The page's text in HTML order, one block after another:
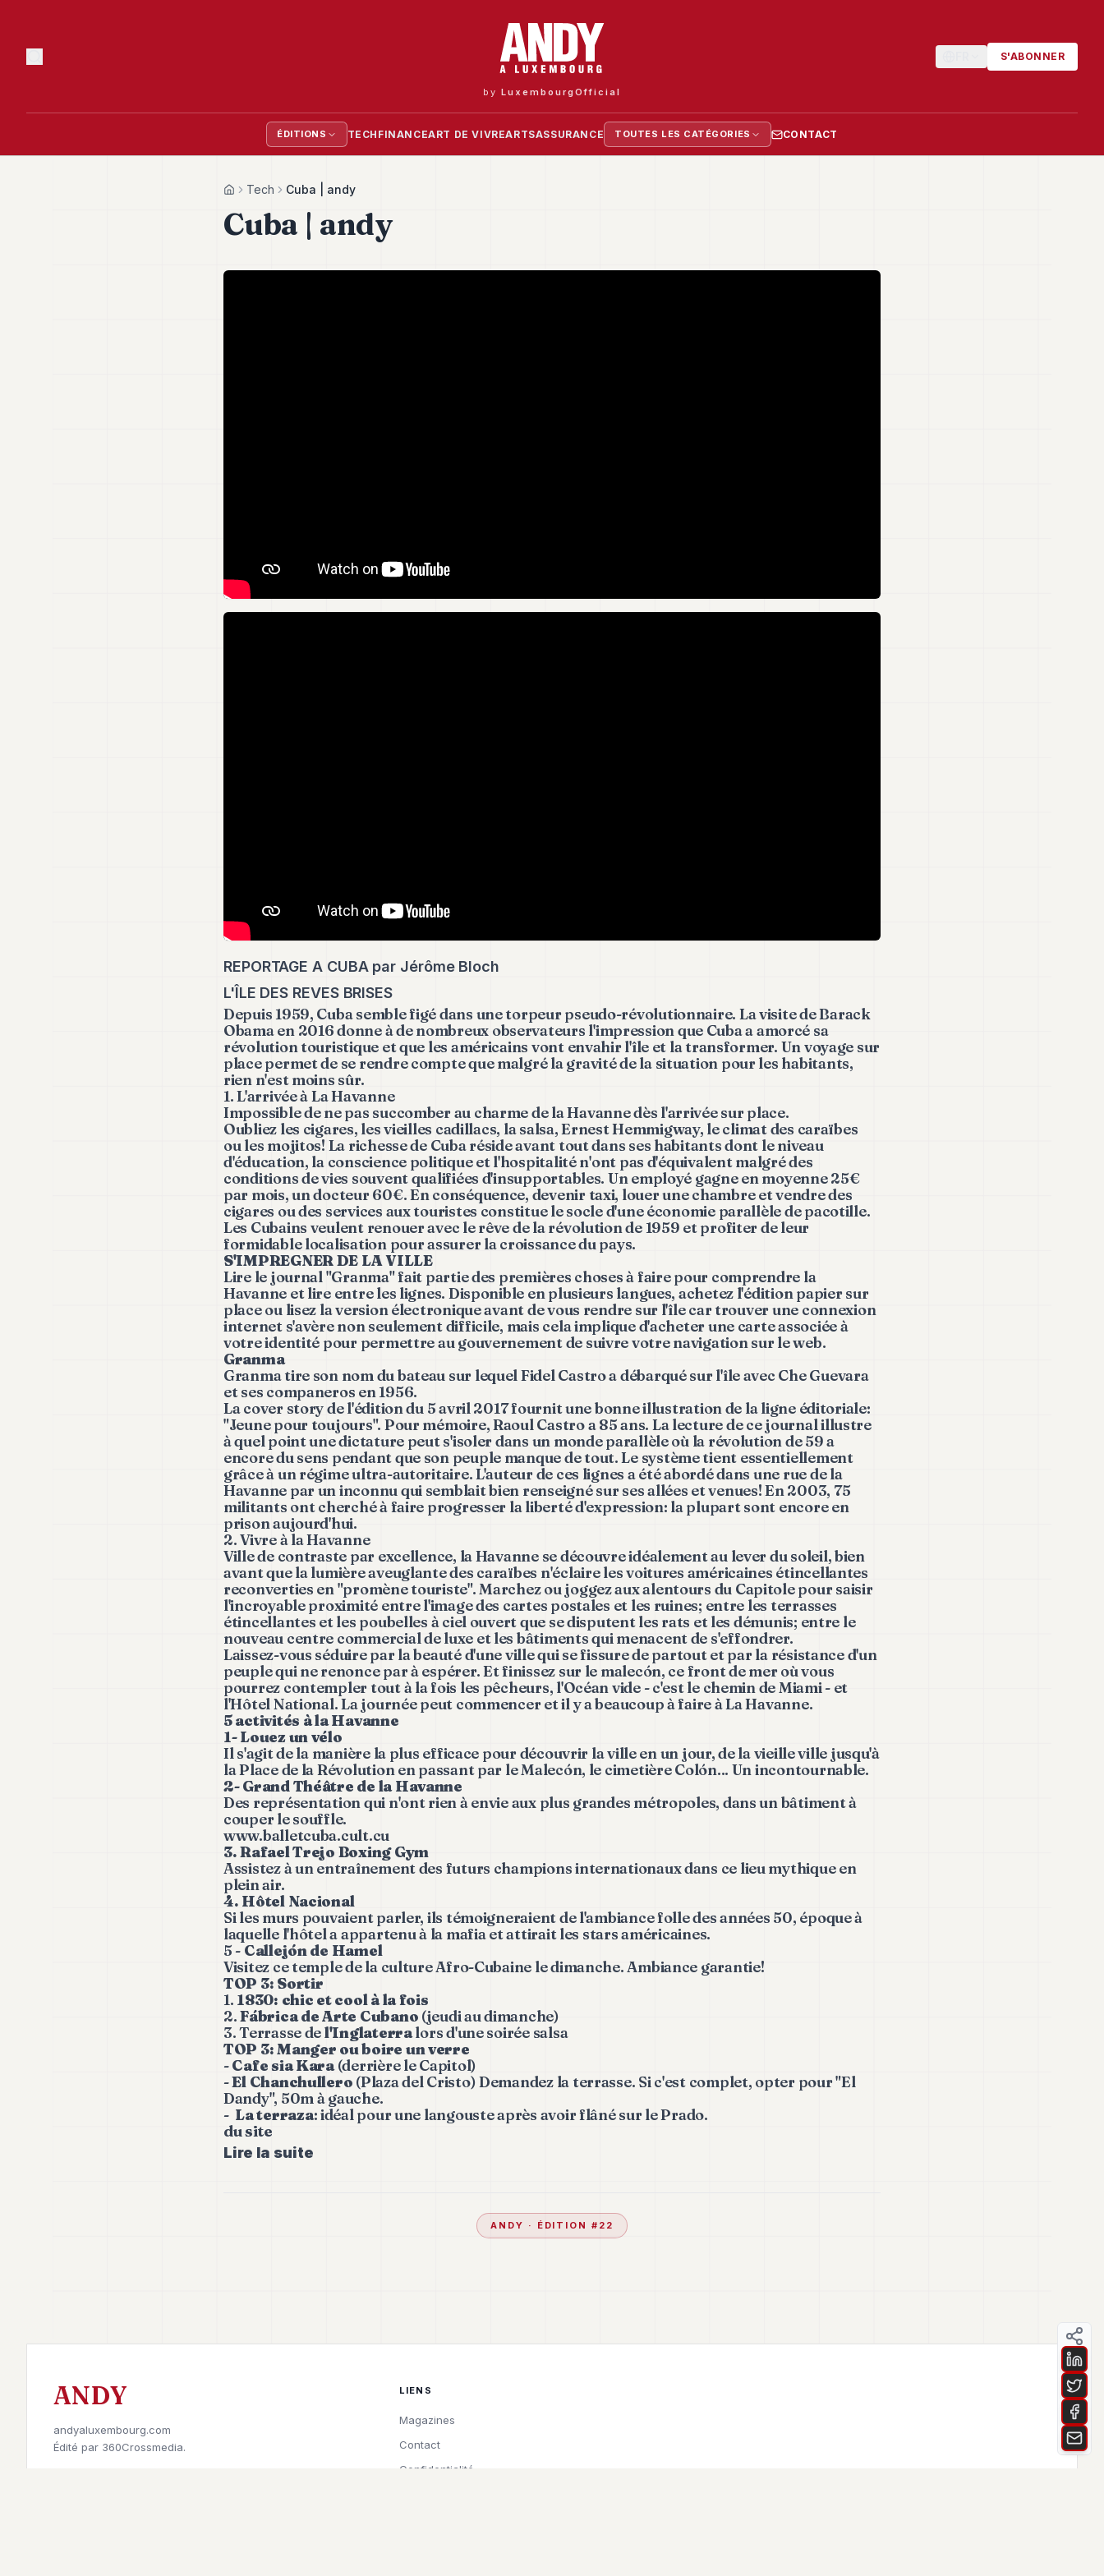
byLuxembourgOfficial
S'ABONNER
ÉDITIONS TECH FINANCEART DE VIVREARTSASSURANCE TOUTES LES CATÉGORIES CONTACT
HomeTech Cuba | andy
Cuba | andy
REPORTAGE A CUBA par Jérôme Bloch
L'ÎLE DES REVES BRISES
Depuis 1959, Cuba semble figé dans une torpeur pseudo-révolutionnaire. La visite de Barack
Obama en 2016 donne à de nombreux observateurs l'impression que Cuba a amorcé sa
révolution touristique et que les américains vont envahir l'île et la transformer. Un voyage sur
place permet de se rendre compte que malgré la gravité de la situation pour les habitants,
rien n'est moins sûr.
1. L'arrivée à La Havanne
Impossible de ne pas succomber au charme de la Havanne dès l'arrivée sur place.
Oubliez les cigares, les vieilles cadillacs, la salsa, Ernest Hemmigway, le climat des caraïbes
ou les mojitos! La richesse de Cuba réside avant tout dans ses habitants dont le niveau
d'éducation, la conscience politique et l'hospitalité n'ont pas d'équivalent malgré des
conditions de vies souvent qualifiées d'insupportables. Un employé gagne en moyenne 25€
par mois, un docteur 60€. En conséquence, devenir taxi, louer une chambre et vendre des
cigares ou des services aux touristes constitue le socle d'une économie parallèle de pacotille.
Les Cubains veulent renouer avec le rêve de la révolution de 1959 et profiter de leur
formidable localisation pour assurer la croissance du pays.
S'IMPREGNER DE LA VILLE
Lire le journal "Granma" fait partie des premières choses à faire pour comprendre la
Havanne et lire entre les lignes. Disponible en plusieurs langues, achetez l'édition papier sur
place ou lisez la version électronique avant de vous rendre sur l'île car trouver une connexion
internet s'avère non seulement difficile, mais cela implique d'acheter une carte associée à
votre identité pour permettre au gouvernement de suivre votre navigation sur le web.
Granma
Granma tire son nom du bateau sur lequel Fidel Castro a débarqué sur l'île avec Che Guevara
et ses companeros en 1956.
La cover story de l'édition du 5 avril 2017 fournit une bonne illustration de la ligne éditoriale:
"Jeune pour toujours". Pour mémoire, Raoul Castro a 85 ans. La lecture de ce journal illustre
à quel point une dictature peut s'isoler dans un monde parallèle où la révolution de 59 a
encore du sens pendant que son peuple manque de tout. Le système tient essentiellement
grâce à un régime ultra-autoritaire. L'auteur de ces lignes a été abordé dans une rue de la
Havanne par un inconnu qui semblait bien renseigné sur ses allées et venues! En 2003, 75
militants ont cherché à faire progresser la liberté d'expression: la plupart sont encore en
prison aujourd'hui.
2. Vivre à la Havanne
Ville de contraste par excellence, la Havanne se découvre idéalement au lever du soleil, bien
avant que la lumière aveuglante des caraïbes n'éclaire les voitures américaines étincellantes
reconverties en "promène touriste". Marchez ou joggez aux alentours du Capitole pour saisir
l'incroyable proximité entre l'image des cartes postales et les ruines; entre les terrasses
étincellantes et les poubelles à ciel ouvert que se disputent les rats et les démunis; entre le
nouveau centre commercial de luxe et les bâtiments qui menacent de s'effondrer.
Laissez-vous séduire par la beauté d'une ville qui se fissure de partout et par la résistance d'un
peuple qui ne renonce par à espérer. Et finissez sur le malecón, ce front de mer où vous
pourrez contempler tout à la fois les pêcheurs, l'Océan vide - c'est le chemin de Miami - et
l'Hôtel National. La journée peut commencer et il y a beaucoup à faire à La Havanne.
5 activités à la Havanne
1- Louez un vélo
Il s'agit de la manière la plus efficace pour découvrir la ville en un jour, de la vieille ville jusqu'à
la Place de la Révolution en passant par le Malecón, le cimetière Colón... Un incontournable.
2- Grand Théâtre de la Havanne
Des représentation qui n'ont rien à envie aux plus grandes métropoles, dans un bâtiment à
couper le souffle.
www.balletcuba.cult.cu
3. Rafael Trejo Boxing Gym
Assistez à un entraînement des futurs champions internationaux dans ce lieu mythique en
plein air.
4. Hôtel Nacional
Si les murs pouvaient parler, ils témoigneraient de l'ambiance folle des années 50, époque à
laquelle l'hôtel a appartenu à la mafia et attirait les stars américaines.
5 - Callejón de Hamel
Visitez ce temple de la culture Afro-Cubaine le dimanche. Ambiance garantie!
TOP 3: Sortir
1. 1830: chic et cool à la fois
2.Fábrica de Arte Cubano (jeudi au dimanche)
3. Terrasse del'Inglaterralors d'une soirée salsa
TOP 3: Manger ou boire un verre
-Cafe sia Kara(derrière le Capitol)
-El Chanchullero (Plaza del Cristo) Demandez la terrasse. Si c'est complet, opter pour "El
Dandy", 50m à gauche.
- La terraza: idéal pour une langouste après avoir flâné sur le Prado.
du site
Lire la suite
ANDY · ÉDITION # 22
ANDY
andyaluxembourg.com
Édité par 360Crossmedia.
LIENS
Magazines
Contact
Confidentialité